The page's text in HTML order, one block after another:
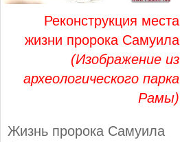
Реконструкция места
жизни пророка Самуила
(Изображение из
археологического парка
Рамы)
Жизнь пророка Самуила